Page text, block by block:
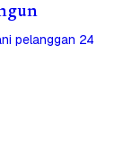
pelanggan 24